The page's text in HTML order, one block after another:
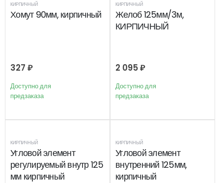
КИРПИЧНЫЙ
Хомут 90мм, кирпичный
327 ₽
Доступно для
предзаказа
КИРПИЧНЫЙ
Желоб 125мм/3м,
КИРПИЧНЫЙ
2 095₽
Доступно для
предзаказа
КИРПИЧНЫЙ
Угловой элемент
регулируемый внутр 125
мм кирпичный
КИРПИЧНЫЙ
Угловой элемент
внутренний 125мм,
кирпичный